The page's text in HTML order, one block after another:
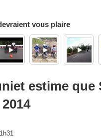
vous plaire
estime